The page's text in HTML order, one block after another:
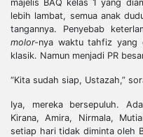
majelis BAQ kelas 1 yang
lebih lambat, semua anak
tangannya. Penyebab
molor-nya waktu tahfiz yang
klasik. Namun menjadi PR
“Kita sudah siap, Ustazah,”
Iya, mereka bersepuluh.
Kirana, Amira, Nirmala,
setiap hari tidak diminta oleh